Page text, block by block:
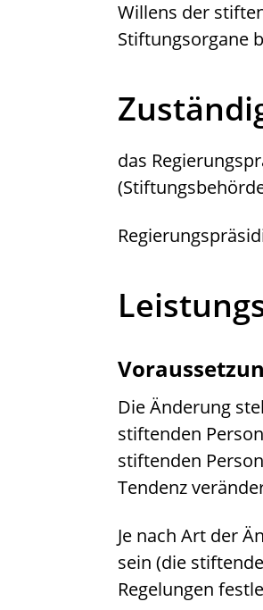
Willens der
Stiftungsorgane
das
Die Änderung
stiftenden
stiftenden
Tendenz
Je nach Art der
sein (die
Regelungen